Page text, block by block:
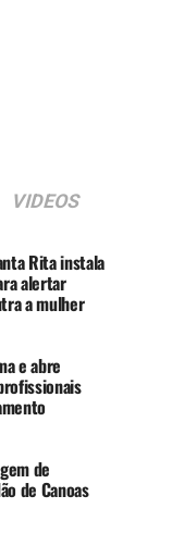
VIDEOS
Rita instala
alertar
a mulher
e abre
de
de Canoas